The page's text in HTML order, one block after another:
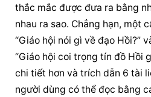
thắc mắc được đưa ra bằng
nhau ra sao. Chẳng hạn, một
“Giáo hội nói gì về đạo Hồi?”
“Giáo hội coi trọng tín đồ Hồi
chi tiết hơn và trích dẫn 6 tài
người dùng có thể đọc bằng